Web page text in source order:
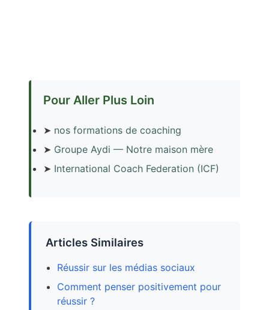
Pour Aller Plus Loin
➤ nos formations de coaching
➤ Groupe Aydi — Notre maison mère
➤ International Coach Federation (ICF)
Articles Similaires
Réussir sur les médias sociaux
Comment penser positivement pour
réussir ?